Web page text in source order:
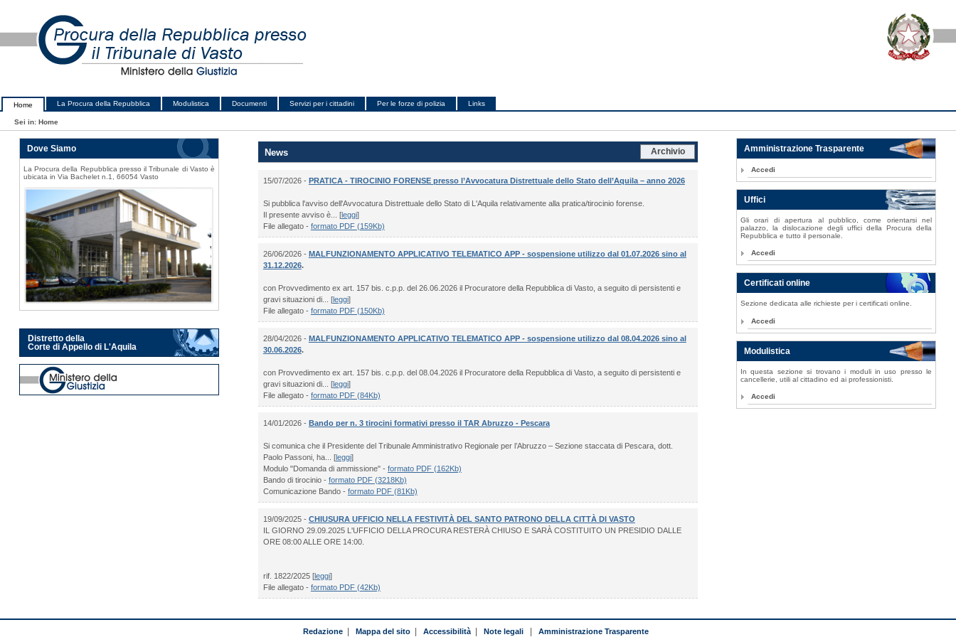
Home La Procura della Repubblica Modulistica Documenti Servizi per i cittadini Per le forze di polizia Links
Sei in: Home
Archivio
News
15/07/2026 - PRATICA - TIROCINIO FORENSE presso l’Avvocatura Distrettuale dello Stato dell’Aquila – anno 2026
Si pubblica l'avviso dell'Avvocatura Distrettuale dello Stato di L'Aquila relativamente alla pratica/tirocinio forense.
Il presente avviso è... [leggi]
File allegato - formato PDF (159Kb)
26/06/2026 - MALFUNZIONAMENTO APPLICATIVO TELEMATICO APP - sospensione utilizzo dal 01.07.2026 sino al
31.12.2026.
con Provvedimento ex art. 157 bis. c.p.p. del 26.06.2026 il Procuratore della Repubblica di Vasto, a seguito di persistenti e
gravi situazioni di... [leggi]
File allegato - formato PDF (150Kb)
28/04/2026 - MALFUNZIONAMENTO APPLICATIVO TELEMATICO APP - sospensione utilizzo dal 08.04.2026 sino al
30.06.2026.
con Provvedimento ex art. 157 bis. c.p.p. del 08.04.2026 il Procuratore della Repubblica di Vasto, a seguito di persistenti e
gravi situazioni di... [leggi]
File allegato - formato PDF (84Kb)
14/01/2026 - Bando per n. 3 tirocini formativi presso il TAR Abruzzo - Pescara
Si comunica che il Presidente del Tribunale Amministrativo Regionale per l’Abruzzo – Sezione staccata di Pescara, dott.
Paolo Passoni, ha... [leggi]
Modulo "Domanda di ammissione" - formato PDF (162Kb)
Bando di tirocinio - formato PDF (3218Kb)
Comunicazione Bando - formato PDF (81Kb)
19/09/2025 - CHIUSURA UFFICIO NELLA FESTIVITÀ DEL SANTO PATRONO DELLA CITTÀ DI VASTO
IL GIORNO 29.09.2025 L'UFFICIO DELLA PROCURA RESTERÀ CHIUSO E SARÀ COSTITUITO UN PRESIDIO DALLE
ORE 08:00 ALLE ORE 14:00.
rif. 1822/2025 [leggi]
File allegato - formato PDF (42Kb)
Dove Siamo
La Procura della Repubblica presso il Tribunale di Vasto è
ubicata in Via Bachelet n.1, 66054 Vasto
Distretto della
Corte di Appello di L'Aquila
Amministrazione Trasparente
Accedi
Uffici
Gli orari di apertura al pubblico, come orientarsi nel
palazzo, la dislocazione degli uffici della Procura della
Repubblica e tutto il personale.
Accedi
Certificati online
Sezione dedicata alle richieste per i certificati online.
Accedi
Modulistica
In questa sezione si trovano i moduli in uso presso le
cancellerie, utili al cittadino ed ai professionisti.
Accedi
Redazione Mappa del sito Accessibilità Note legali Amministrazione Trasparente